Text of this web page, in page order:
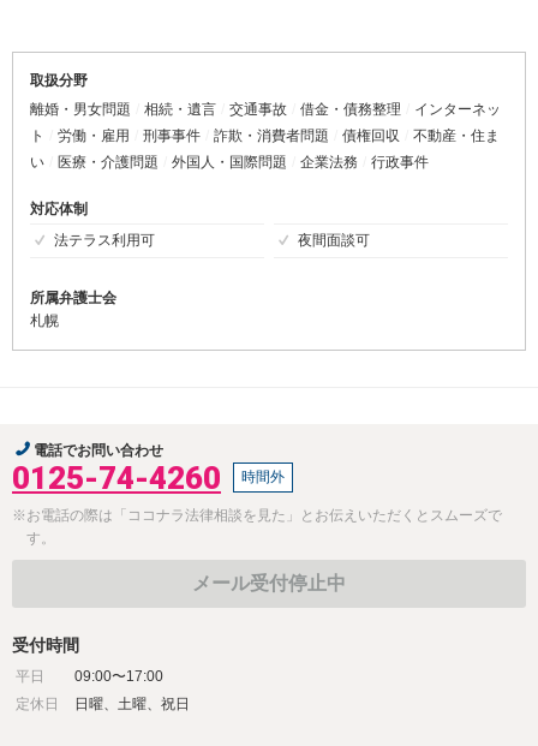
取扱分野
離婚・男女問題
相続・遺言 交通事故 借金・債務整理
インターネッ
ト
労働・雇用 刑事事件 詐欺・消費者問題 債権回収
不動産・住ま
い
医療・介護問題 外国人・国際問題 企業法務 行政事件
対応体制
法テラス利用可
夜間面談可
所属弁護士会
札幌
電話でお問い合わせ
0125-74-4260 時間外
※お電話の際は「ココナラ法律相談を見た」とお伝えいただくとスムーズで
す。
メール受付停止中
受付時間
平日
09:00〜17:00
定休日
日曜、土曜、祝日